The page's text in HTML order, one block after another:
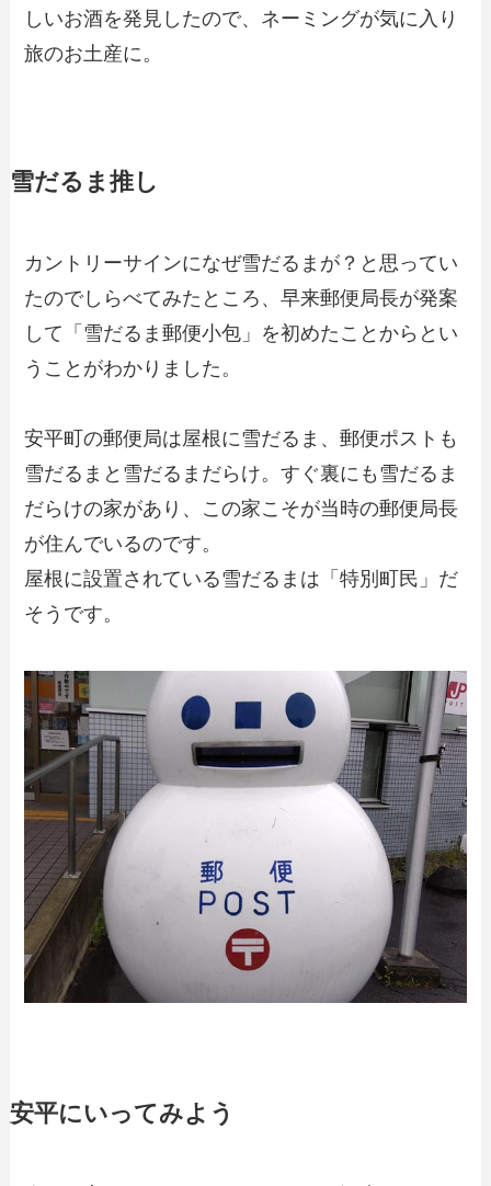
しいお酒を発見したので、ネーミングが気に入り
旅のお土産に。
雪だるま推し
カントリーサインになぜ雪だるまが？と思ってい
たのでしらべてみたところ、早来郵便局長が発案
して「雪だるま郵便小包」を初めたことからとい
うことがわかりました。
安平町の郵便局は屋根に雪だるま、郵便ポストも
雪だるまと雪だるまだらけ。すぐ裏にも雪だるま
だらけの家があり、この家こそが当時の郵便局長
が住んでいるのです。
屋根に設置されている雪だるまは「特別町民」だ
そうです。
安平にいってみよう